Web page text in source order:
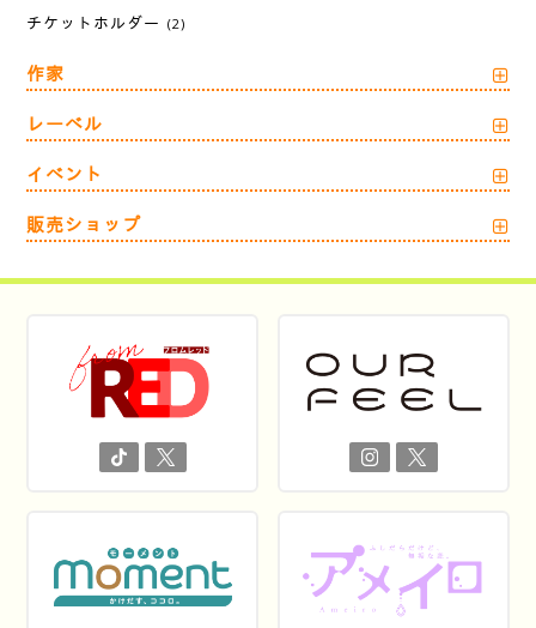
チケットホルダー (2)
作家
レーベル
イベント
販売ショップ